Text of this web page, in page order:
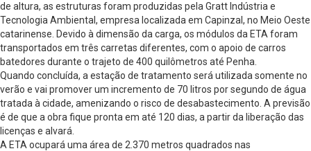
de altura, as estruturas foram produzidas pela Gratt Indústria e
Tecnologia Ambiental, empresa localizada em Capinzal, no Meio Oeste
catarinense. Devido à dimensão da carga, os módulos da ETA foram
transportados em três carretas diferentes, com o apoio de carros
batedores durante o trajeto de 400 quilômetros até Penha.
Quando concluída, a estação de tratamento será utilizada somente no
verão e vai promover um incremento de 70 litros por segundo de água
tratada à cidade, amenizando o risco de desabastecimento. A previsão
é de que a obra fique pronta em até 120 dias, a partir da liberação das
licenças e alvará.
A ETA ocupará uma área de 2.370 metros quadrados nas